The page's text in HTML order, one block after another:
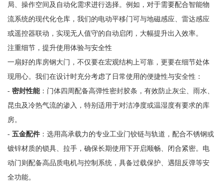
局、操作空间及自动化需求进行选择。例如，对于需要配合智能物
流系统的现代化仓库，我们的电动平移门可与地磁感应、雷达感应
或遥控器联动，实现无人值守的自动启闭，大幅提升出入效率。
注重细节，提升使用体验与安全性
一扇好的库房钢大门，不仅要在宏观结构上可靠，更要在细节处体
现用心。我们在设计时充分考虑了日常使用的便捷性与安全性：
- 密封性能：门体四周配备高弹性密封胶条，有效防止灰尘、雨水、
昆虫及冷热气流的渗入，特别适用于对洁净度或温湿度有要求的库
房。
- 五金配件：选用高承载力的专业工业门铰链与轨道，配合不锈钢或
镀锌材质的锁具、拉手，确保长期使用下开启顺畅、闭合紧密。电
动门则配备高品质电机与控制系统，具备过载保护、遇阻反弹等安
全功能。